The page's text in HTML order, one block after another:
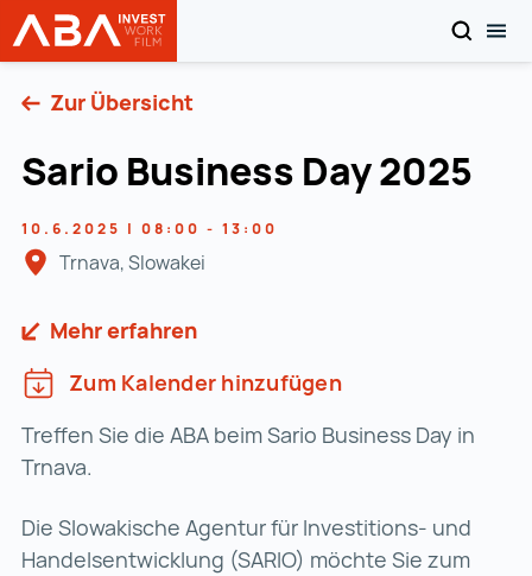
Startseite | INVEST in AUSTRIA
SUCHEN
Zur Übersicht
Sario Business Day 2025
10.6.2025 | 08:00 - 13:00
Trnava, Slowakei
Mehr erfahren
Zum Kalender hinzufügen
Treffen Sie die ABA beim Sario Business Day in
Trnava.
Die Slowakische Agentur für Investitions- und
Handelsentwicklung (SARIO) möchte Sie zum